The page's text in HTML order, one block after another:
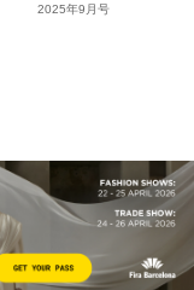
2025年9月号